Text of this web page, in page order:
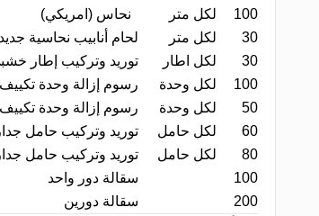
100
لكل متر
نحاس (امريكي)
30
لكل متر
لحام أنابيب نحاسية
30
لكل اطار
توريد وتركيب إطار
100
لكل وحدة
رسوم إزالة وحدة
50
لكل وحدة
رسوم إزالة وحدة
60
لكل حامل توريد وتركيب حامل
80
لكل حامل توريد وتركيب حامل
100
سقالة دور واحد
200
سقالة دورين